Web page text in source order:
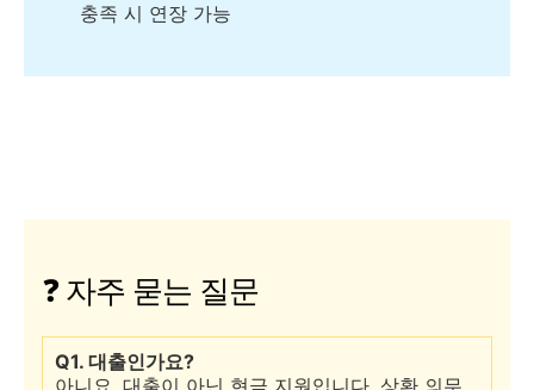
충족 시 연장 가능
❓ 자주 묻는 질문
Q1. 대출인가요?